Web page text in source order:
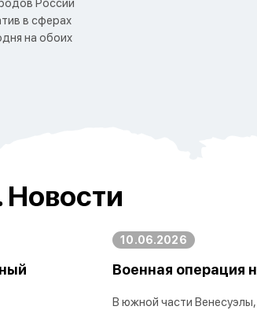
России
в сферах
на обоих
Новости
10.06.2026
Военная операция
В южной части